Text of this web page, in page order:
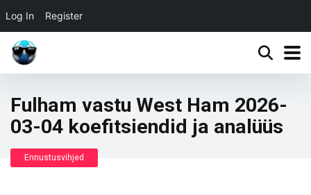
Log In Register
Fulham vastu West Ham 2026-
03-04 koefitsiendid ja analüüs
Ennustusvihjed